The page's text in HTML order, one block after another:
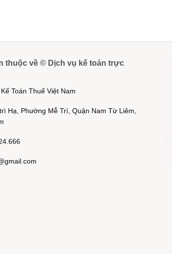
thuộc về © Dịch vụ kế toán trực
Toán Thuế Việt Nam
Hạ, Phường Mễ Trì, Quận Nam Từ Liêm,